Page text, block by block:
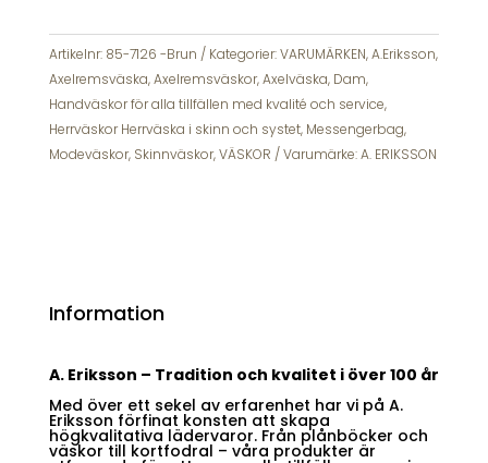
Brun
Axelremväska
Lock
mängd
Artikelnr: 85-7126 -Brun Kategorier:VARUMÄRKEN,A.Eriksson,
Axelremsväska,Axelremsväskor,Axelväska, Dam,
Handväskor för alla tillfällen med kvalité och service,
Herrväskor Herrväska i skinn och systet, Messengerbag,
Modeväskor, Skinnväskor,VÄSKOR Varumärke:A. ERIKSSON
Information
A. Eriksson – Tradition och kvalitet i över 100 år
Med över ett sekel av erfarenhet har vi på A.
Eriksson förfinat konsten att skapa
högkvalitativa lädervaror. Från plånböcker och
väskor till kortfodral – våra produkter är